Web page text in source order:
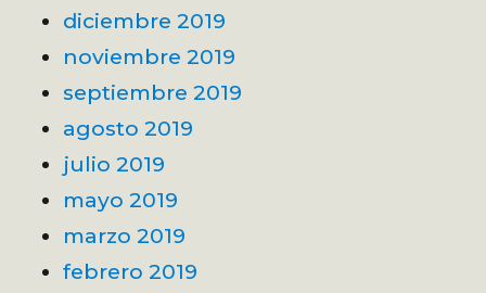
diciembre 2019
noviembre 2019
septiembre 2019
agosto 2019
julio 2019
mayo 2019
marzo 2019
febrero 2019